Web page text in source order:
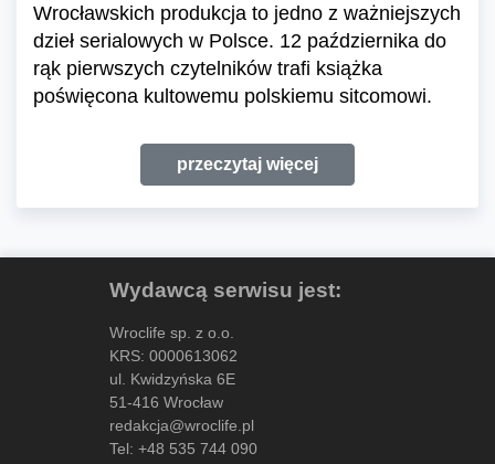
Wrocławskich produkcja to jedno z ważniejszych
dzieł serialowych w Polsce. 12 października do
rąk pierwszych czytelników trafi książka
poświęcona kultowemu polskiemu sitcomowi.
przeczytaj więcej
Wydawcą serwisu jest:
Wroclife sp. z o.o.
KRS: 0000613062
ul. Kwidzyńska 6E
51-416 Wrocław
redakcja@wroclife.pl
Tel: +48 535 744 090